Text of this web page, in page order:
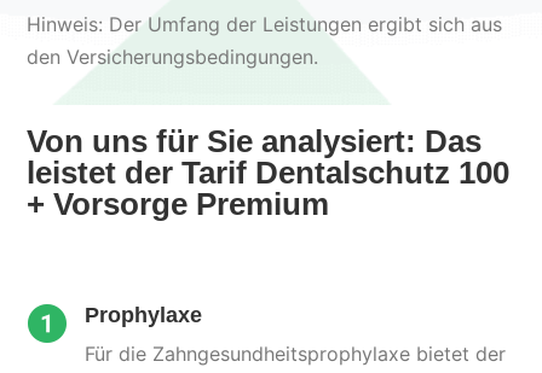
Hinweis: Der Umfang der Leistungen ergibt sich aus
den Versicherungsbedingungen.
Von uns für Sie analysiert: Das
leistet der Tarif Dentalschutz 100
+ Vorsorge Premium
Prophylaxe
Für die Zahngesundheitsprophylaxe bietet der